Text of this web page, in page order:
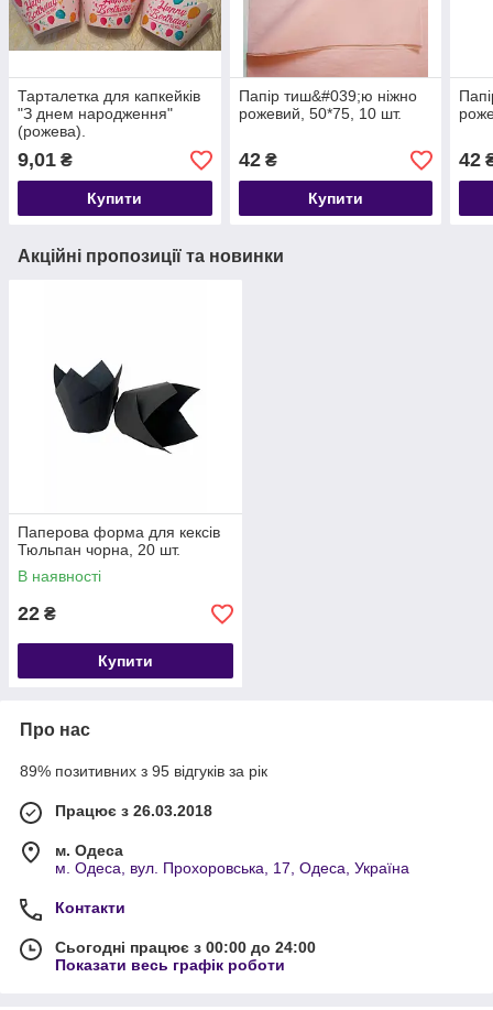
Тарталетка для капкейків
"З днем народження"
(рожева).
9,01 ₴
Купити
Папір тиш&#039;ю ніжно
рожевий, 50*75, 10 шт.
42₴
Купити
42
Акційні пропозиції та новинки
Паперова форма для кексів
Тюльпан чорна, 20 шт.
В наявності
22 ₴
Купити
Про нас
89% позитивних з 95 відгуків за рік
Працює з 26.03.2018
м. Одеса
м. Одеса, вул. Прохоровська, 17, Одеса, Україна
Контакти
Сьогодні працює з 00:00 до 24:00
Показати весь графік роботи